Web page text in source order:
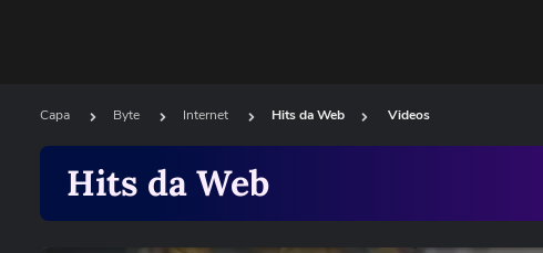
Capa Byte Internet Hits da Web Videos
Hits da Web